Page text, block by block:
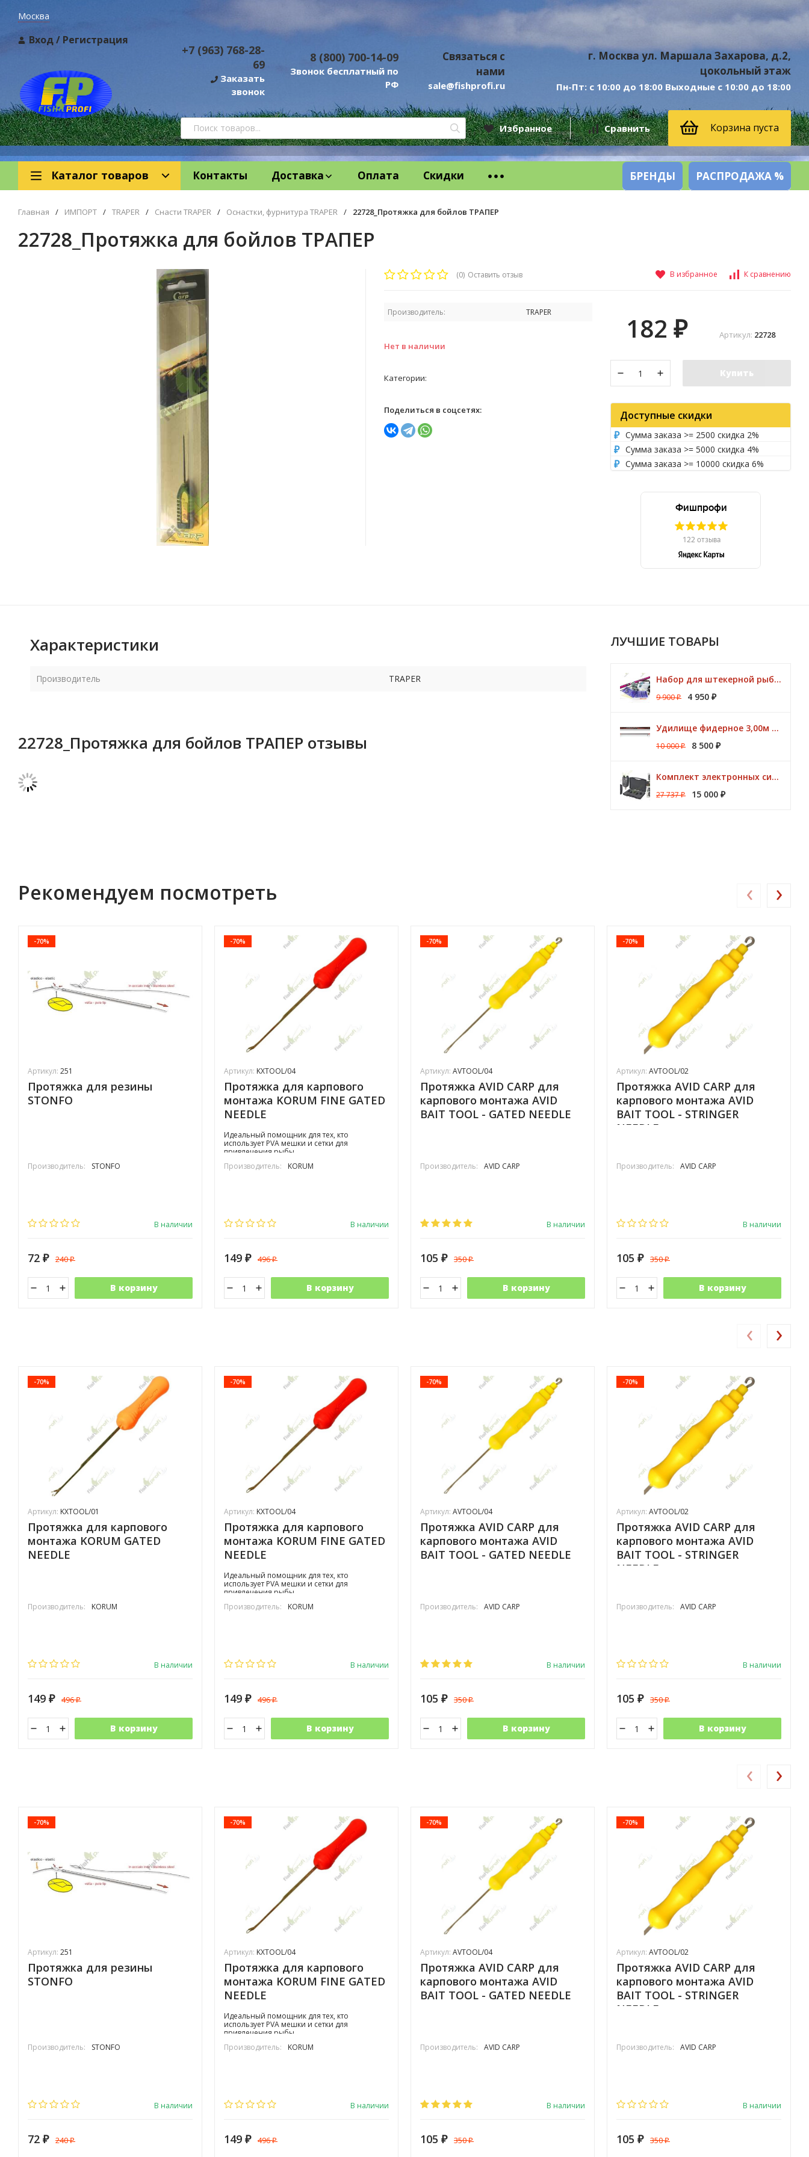
Москва
Вход/ Регистрация
+7 (963) 768-28-
69
Заказать
звонок
8 (800) 700-14-09
Звонок бесплатный по
РФ
Связаться с
нами
sale@fishprofi.ru
г. Москва ул. Маршала Захарова, д.2,
цокольный этаж
Пн-Пт: с 10:00 до 18:00 Выходные с 10:00 до 18:00
Избранное Сравнить Корзина пуста
Каталог товаров Контакты Доставка Оплата Скидки БРЕНДЫ РАСПРОДАЖА %
Главная / ИМПОРТ / TRAPER / Снасти TRAPER / Оснастки, фурнитура TRAPER / 22728_Протяжка для бойлов ТРАПЕР
22728_Протяжка для бойлов ТРАПЕР
(0) Оставить отзыв В избранное К сравнению
Производитель: TRAPER
Нет в наличии
Категории:
Поделиться в соцсетях:
Артикул: 22728
182 ₽
Купить
Доступные скидки
Сумма заказа >= 2500 скидка 2%
Сумма заказа >= 5000 скидка 4%
Сумма заказа >= 10000 скидка 6%
ЛУЧШИЕ ТОВАРЫ
Набор для штекерной рыбалки CLUB KORUM PINK Поплавок (удилище 7м, аксессуары)
9 900₽ 4 950 ₽
Удилище фидерное 3,00м Argon Feeder MT 50gr Browning
10 000₽ 8 500 ₽
Комплект электронных сигнализаторов TRAPER Prestige 4+1
27 737₽ 15 000 ₽
Характеристики
Производитель TRAPER
22728_Протяжка для бойлов ТРАПЕР отзывы
Рекомендуем посмотреть
-70%
Артикул: 251
Протяжка для резины
STONFO
Производитель: STONFO
В наличии
72 ₽ 240₽
В корзину
-70%
Артикул: KXTOOL/04
Протяжка для карпового
монтажа KORUM FINE GATED
NEEDLE
Идеальный помощник для тех, кто
использует PVA мешки и сетки для
привлечения рыбы
Производитель:
KORUM
В наличии
149 ₽ 496₽
В корзину
-70%
Артикул: AVTOOL/04
Протяжка AVID CARP для
карпового монтажа AVID
BAIT TOOL - GATED NEEDLE
Производитель: AVID CARP
В наличии
105 ₽ 350₽
В корзину
-70%
Артикул: AVTOOL/02
Протяжка AVID CARP для
карпового монтажа AVID
BAIT TOOL - STRINGER
NEEDLE тонкая
Производитель: AVID CARP
В наличии
105 ₽ 350₽
В корзину
‹ ›
-70%
Артикул: KXTOOL/01
Протяжка для карпового
монтажа KORUM GATED
NEEDLE
Производитель: KORUM
В наличии
149 ₽ 496₽
В корзину
-70%
Артикул: KXTOOL/04
Протяжка для карпового
монтажа KORUM FINE GATED
NEEDLE
Идеальный помощник для тех, кто
использует PVA мешки и сетки для
привлечения рыбы
Производитель:
KORUM
В наличии
149 ₽ 496₽
В корзину
-70%
Артикул: AVTOOL/04
Протяжка AVID CARP для
карпового монтажа AVID
BAIT TOOL - GATED NEEDLE
Производитель: AVID CARP
В наличии
105 ₽ 350₽
В корзину
-70%
Артикул: AVTOOL/02
Протяжка AVID CARP для
карпового монтажа AVID
BAIT TOOL - STRINGER
NEEDLE тонкая
Производитель: AVID CARP
В наличии
105 ₽ 350₽
В корзину
‹ ›
-70%
Артикул: 251
Протяжка для резины
STONFO
Производитель: STONFO
В наличии
72 ₽ 240₽
-70%
Артикул: KXTOOL/04
Протяжка для карпового
монтажа KORUM FINE GATED
NEEDLE
Идеальный помощник для тех, кто
использует PVA мешки и сетки для
привлечения рыбы
Производитель:
KORUM
В наличии
149 ₽ 496₽
-70%
Артикул: AVTOOL/04
Протяжка AVID CARP для
карпового монтажа AVID
BAIT TOOL - GATED NEEDLE
Производитель: AVID CARP
В наличии
105 ₽ 350₽
-70%
Артикул: AVTOOL/02
Протяжка AVID CARP для
карпового монтажа AVID
BAIT TOOL - STRINGER
NEEDLE тонкая
Производитель: AVID CARP
В наличии
105 ₽ 350₽
‹ ›